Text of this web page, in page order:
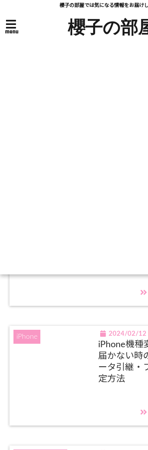
櫻子の部屋では気になる情報をお届け
menu 櫻子の部
iPhone 2024/02/12
iPhone機種
届かない時
ータ引継・
定方法